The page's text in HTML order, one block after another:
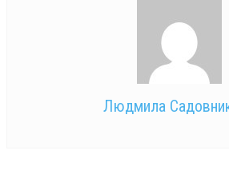
Людмила